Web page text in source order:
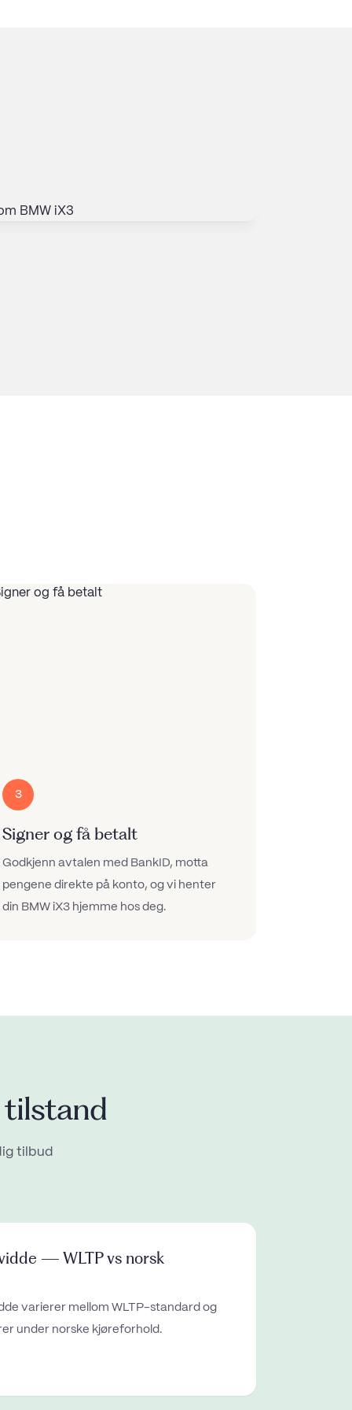
3
Signer og få betalt
Godkjenn avtalen med BankID, motta
pengene direkte på konto, og vi henter
din BMW iX3 hjemme hos deg.
tilbud
— WLTP vs norsk
varierer mellom WLTP-standard og
under norske kjøreforhold.